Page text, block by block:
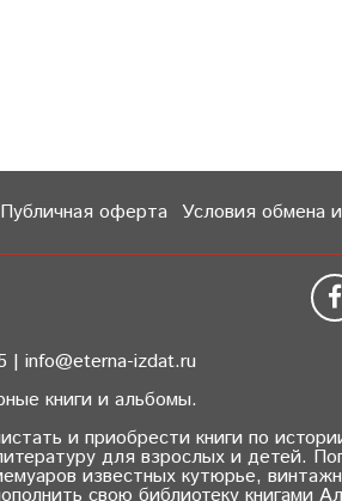
Публичная оферта Условия обмена
info@eterna-izdat.ru
книги и альбомы.
и приобрести книги по
для взрослых и детей.
известных кутюрье,